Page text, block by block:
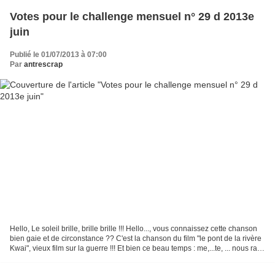
Votes pour le challenge mensuel n° 29 d 2013e
juin
Publié le 01/07/2013 à 07:00
Par antrescrap
Hello, Le soleil brille, brille brille !!! Hello..., vous connaissez cette chanson
bien gaie et de circonstance ?? C'est la chanson du film "le pont de la rivère
Kwai", vieux film sur la guerre !!! Et bien ce beau temps : me,...te, ... nous ravit